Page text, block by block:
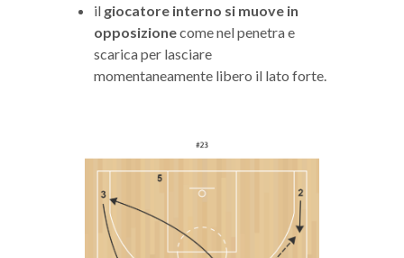
il giocatore interno si muove in
opposizionecome nel penetra e
scarica per lasciare
momentaneamente libero il lato forte.